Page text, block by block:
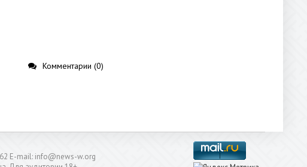
Комментарии (0)
E-mail: info@news-w.org